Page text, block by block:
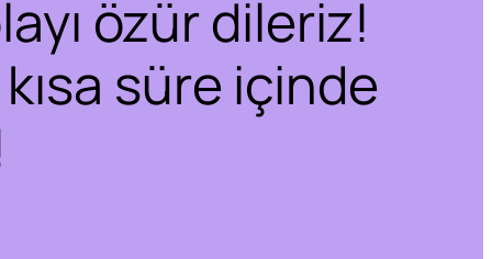
özür dileriz!
süre içinde